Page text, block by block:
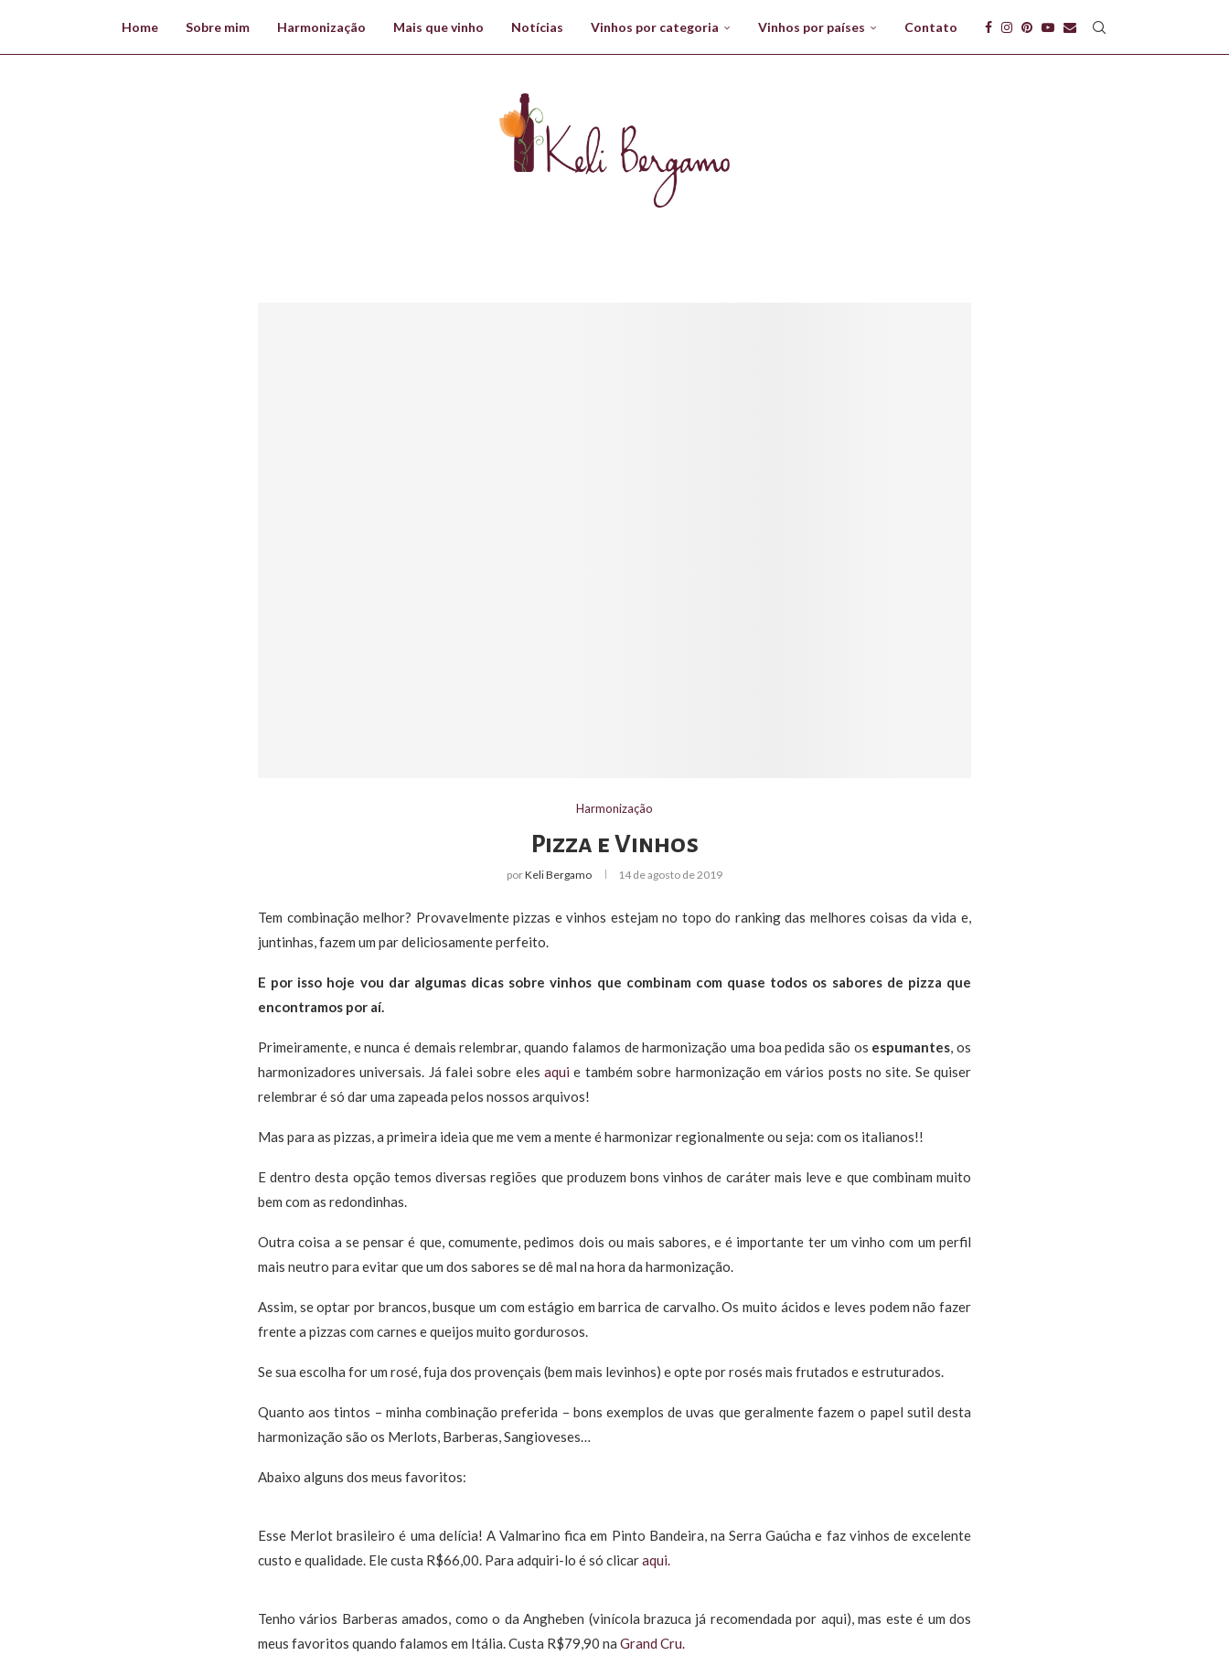
Home Sobre mim Harmonização Mais que vinho Notícias Vinhos por categoria Vinhos por países Contato
Harmonização
Pizza e Vinhos
porKeli Bergamo 14 de agosto de 2019
Tem combinação melhor? Provavelmente pizzas e vinhos estejam no topo do ranking das melhores coisas da vida e,
juntinhas, fazem um par deliciosamente perfeito.
E por isso hoje vou dar algumas dicas sobre vinhos que combinam com quase todos os sabores de pizza que
encontramos por aí.
Primeiramente, e nunca é demais relembrar, quando falamos de harmonização uma boa pedida são os espumantes, os
harmonizadores universais. Já falei sobre elesaqui e também sobre harmonização em vários posts no site. Se quiser
relembrar é só dar uma zapeada pelos nossos arquivos!
Mas para as pizzas, a primeira ideia que me vem a mente é harmonizar regionalmente ou seja: com os italianos!!
E dentro desta opção temos diversas regiões que produzem bons vinhos de caráter mais leve e que combinam muito
bem com as redondinhas.
Outra coisa a se pensar é que, comumente, pedimos dois ou mais sabores, e é importante ter um vinho com um perfil
mais neutro para evitar que um dos sabores se dê mal na hora da harmonização.
Assim, se optar por brancos, busque um com estágio em barrica de carvalho. Os muito ácidos e leves podem não fazer
frente a pizzas com carnes e queijos muito gordurosos.
Se sua escolha for um rosé, fuja dos provençais (bem mais levinhos) e opte por rosés mais frutados e estruturados.
Quanto aos tintos – minha combinação preferida – bons exemplos de uvas que geralmente fazem o papel sutil desta
harmonização são os Merlots, Barberas, Sangioveses…
Abaixo alguns dos meus favoritos:
Esse Merlot brasileiro é uma delícia! A Valmarino fica em Pinto Bandeira, na Serra Gaúcha e faz vinhos de excelente
custo e qualidade. Ele custa R$66,00. Para adquiri-lo é só clicaraqui.
Tenho vários Barberas amados, como o da Angheben (vinícola brazuca já recomendada por aqui), mas este é um dos
meus favoritos quando falamos em Itália. Custa R$79,90 na Grand Cru.